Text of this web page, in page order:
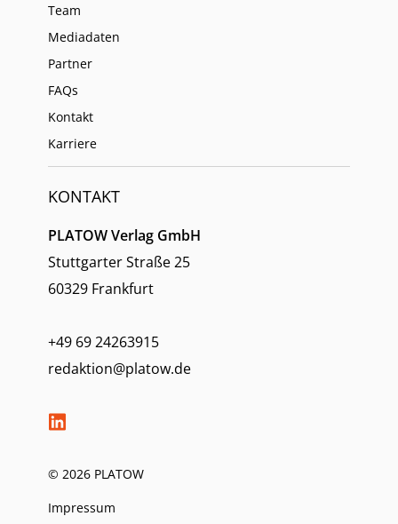
Team
Mediadaten
Partner
FAQs
Kontakt
Karriere
KONTAKT
PLATOW Verlag GmbH
Stuttgarter Straße 25
60329 Frankfurt
+49 69 24263915
redaktion@platow.de
© 2026 PLATOW
Impressum